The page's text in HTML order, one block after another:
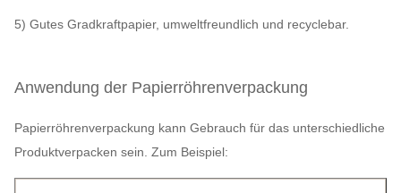
5) Gutes Gradkraftpapier, umweltfreundlich und recyclebar.
Anwendung der Papierröhrenverpackung
Papierröhrenverpackung kann Gebrauch für das unterschiedliche
Produktverpacken sein. Zum Beispiel: